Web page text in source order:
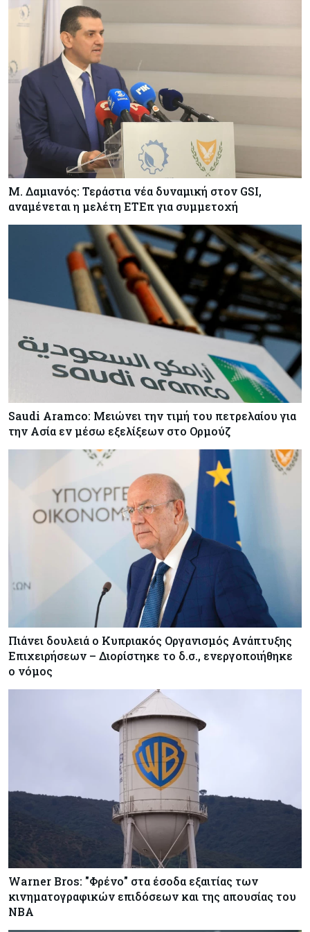
Η Ινδία ανεβάζει ταχύτητα στη διάλυση πλοίων
– Στο 35,4% το παγκόσμιο μερίδιό της
Κύπρος
ΠτΔ: Υπεράνω όλων το δημόσιο συμφέρον – Όλα
όσα έγιναν στην τελετή διαβεβαίωσης των
νέων μελών της κυβέρνησης
Μ. Δαμιανός: Τεράστια νέα δυναμική στον GSI,
αναμένεται η μελέτη ΕΤΕπ για συμμετοχή
Saudi Aramco: Μειώνει την τιμή του πετρελαίου για
την Ασία εν μέσω εξελίξεων στο Ορμούζ
Πιάνει δουλειά ο Κυπριακός Οργανισμός Ανάπτυξης
Επιχειρήσεων – Διορίστηκε το δ.σ., ενεργοποιήθηκε
ο νόμος
Warner Bros: "Φρένο" στα έσοδα εξαιτίας των
κινηματογραφικών επιδόσεων και της απουσίας του
NBA